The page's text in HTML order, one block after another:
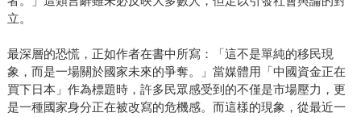
立。
最深層的恐慌，正如作者在書中所寫：「這不是單純的移民現
象，而是一場關於國家未來的爭奪。」當媒體用「中國資金正在
買下日本」作為標題時，許多民眾感受到的不僅是市場壓力，更
是一種國家身分正在被改寫的危機感。而這樣的現象，從最近一